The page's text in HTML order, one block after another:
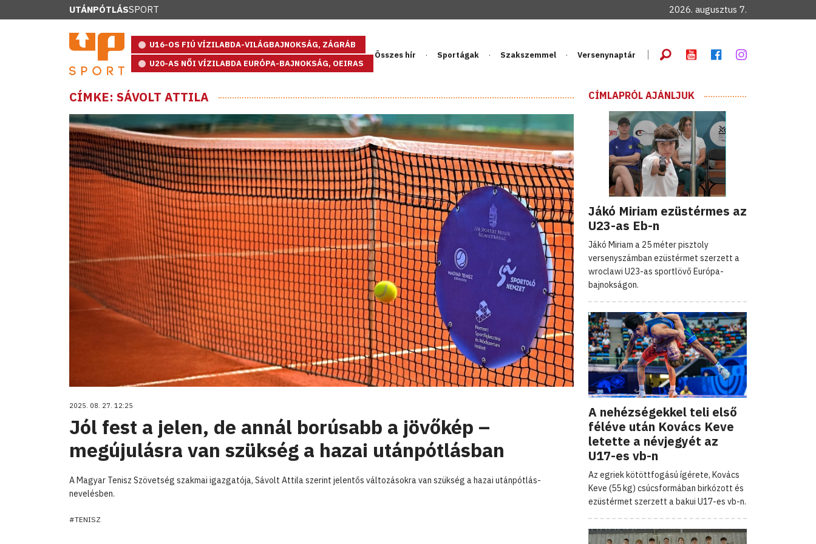
UTÁNPÓTLÁSSPORT 2026. augusztus 7.
U16-OS FIÚ VÍZILABDA-VILÁGBAJNOKSÁG, ZÁGRÁB
U20-AS NŐI VÍZILABDA EURÓPA-BAJNOKSÁG, OEIRAS
Összes hír Sportágak Szakszemmel Versenynaptár
CÍMKE: SÁVOLT ATTILA
2025. 08. 27. 12:25
Jól fest a jelen, de annál borúsabb a jövőkép –
megújulásra van szükség a hazai utánpótlásban
A Magyar Tenisz Szövetség szakmai igazgatója, Sávolt Attila szerint jelentős változásokra van szükség a hazai utánpótlás-
nevelésben.
#TENISZ
CÍMLAPRÓL AJÁNLJUK
Jákó Miriam ezüstérmes az
U23-as Eb-n
Jákó Miriam a 25 méter pisztoly
versenyszámban ezüstérmet szerzett a
wroclawi U23-as sportlövő Európa-
bajnokságon.
A nehézségekkel teli első
féléve után Kovács Keve
letette a névjegyét az
U17-es vb-n
Az egriek kötöttfogású ígérete, Kovács
Keve (55 kg) csúcsformában birkózott és
ezüstérmet szerzett a bakui U17-es vb-n.